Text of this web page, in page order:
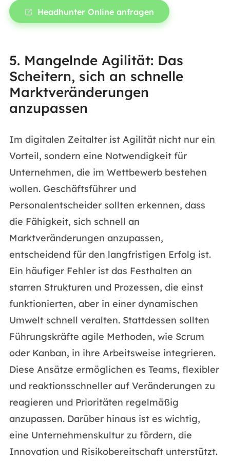
Headhunter Online anfragen
5. Mangelnde Agilität: Das
Scheitern, sich an schnelle
Marktveränderungen
anzupassen
Im digitalen Zeitalter ist Agilität nicht nur ein
Vorteil, sondern eine Notwendigkeit für
Unternehmen, die im Wettbewerb bestehen
wollen. Geschäftsführer und
Personalentscheider sollten erkennen, dass
die Fähigkeit, sich schnell an
Marktveränderungen anzupassen,
entscheidend für den langfristigen Erfolg ist.
Ein häufiger Fehler ist das Festhalten an
starren Strukturen und Prozessen, die einst
funktionierten, aber in einer dynamischen
Umwelt schnell veralten. Stattdessen sollten
Führungskräfte agile Methoden, wie Scrum
oder Kanban, in ihre Arbeitsweise integrieren.
Diese Ansätze ermöglichen es Teams, flexibler
und reaktionsschneller auf Veränderungen zu
reagieren und Prioritäten regelmäßig
anzupassen. Darüber hinaus ist es wichtig,
eine Unternehmenskultur zu fördern, die
Innovation und Risikobereitschaft unterstützt.